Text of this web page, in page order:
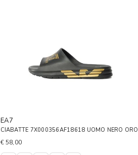
EA7
CIABATTE 7X000356AF18618 UOMO NERO ORO
€ 58,00